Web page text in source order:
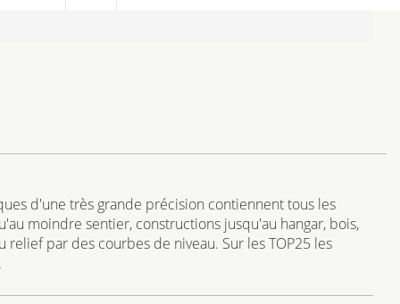
d'une très grande précision contiennent tous les
moindre sentier, constructions jusqu'au hangar, bois,
par des courbes de niveau. Sur les TOP25 les